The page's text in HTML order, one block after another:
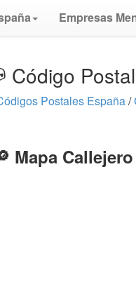
Empresas
Código
Postales España/
Mapa